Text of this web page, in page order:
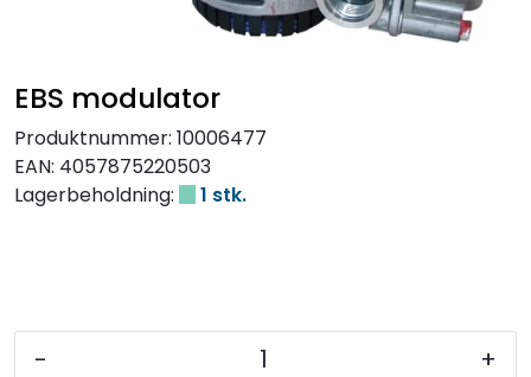
EBS modulator
Produktnummer: 10006477
EAN: 4057875220503
Lagerbeholdning:
1 stk.
- +